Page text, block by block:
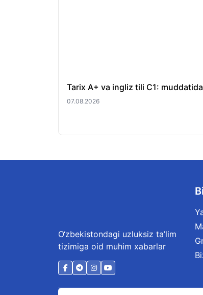
Tarix A+ va ingliz tili C1:
07.08.2026
O‘zbekistondagi uzluksiz ta’lim
tizimiga oid muhim xabarlar